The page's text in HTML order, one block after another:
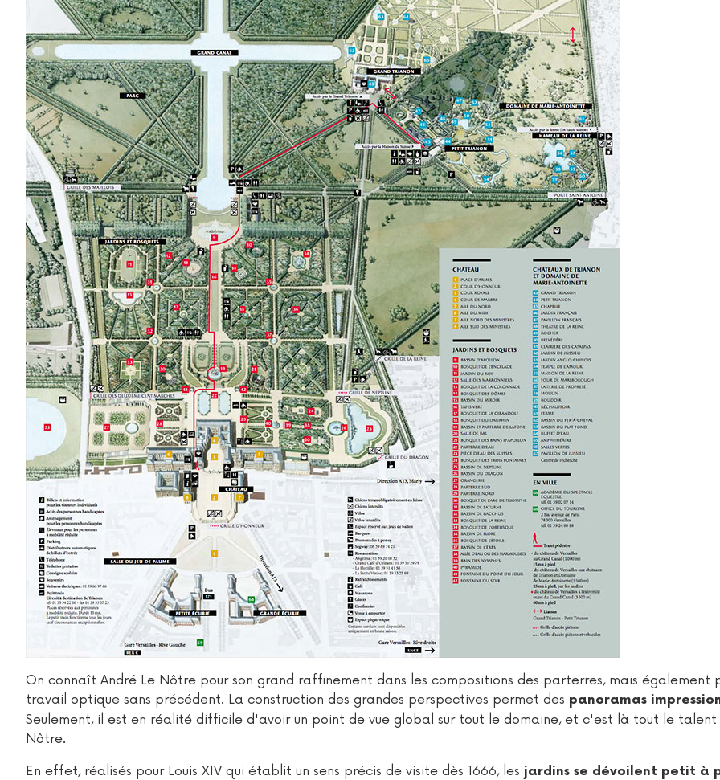
On connaît André Le Nôtre pour son grand raffinement dans les compositions des parterres, mais également
travail optique sans précédent. La construction des grandes perspectives permet des panoramas
Seulement, il est en réalité difficile d'avoir un point de vue global sur tout le domaine, et c'est là tout le talent
Nôtre.
En effet, réalisés pour Louis XIV qui établit un sens précis de visite dès 1666, les jardins se dévoilent petit à